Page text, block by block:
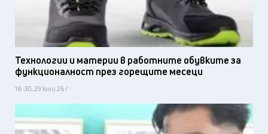
Технологии и материи в работните обувките за
функционалност през горещите месеци
18:30, 29 юли 26 /